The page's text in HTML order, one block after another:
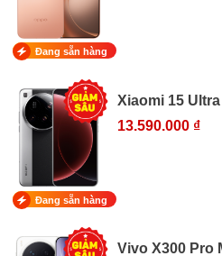
Đang sẵn hàng
Xiaomi 15
13.590.000 ₫
Đang sẵn hàng
Vivo X300 Pro